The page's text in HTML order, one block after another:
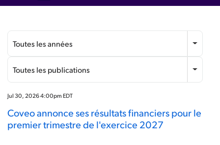
Année
Toutes les années
Catégorie
Toutes les publications
Jul 30, 2026 4:00pm EDT
Coveo annonce ses résultats financiers pour le
premier trimestre de l'exercice 2027